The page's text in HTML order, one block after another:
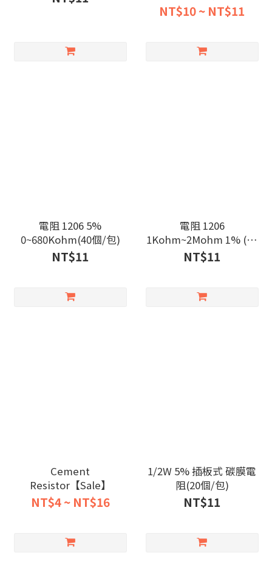
NT$10 ~ NT$11
電阻 1206 5%
0~680Kohm(40個/包)
NT$11
電阻 1206
1Kohm~2Mohm 1% (20
個/包)
NT$11
Cement
Resistor【Sale】
NT$4 ~ NT$16
1/2W 5% 插板式 碳膜電
阻(20個/包)
NT$11